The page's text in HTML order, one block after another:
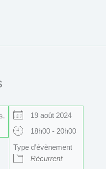
19 août 2024
18h00 - 20h00
Type d’évènement
Récurrent